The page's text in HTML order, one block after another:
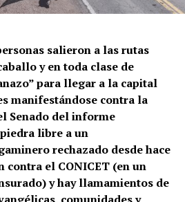
contra la represión policial e
Gabriel recibió un impacto
todavía qué tipo de
a corta distancia y directo a
y abdomen, un disparo de
con cartuchos antitumulto (con
propósito (con postas de
de estruendo (sin munición)
salieron a las rutas
y en toda clase de
para llegar a la capital
manifestándose contra la
Senado del informe
libre a un
rechazado desde hace
contra el CONICET (en un
y hay llamamientos de